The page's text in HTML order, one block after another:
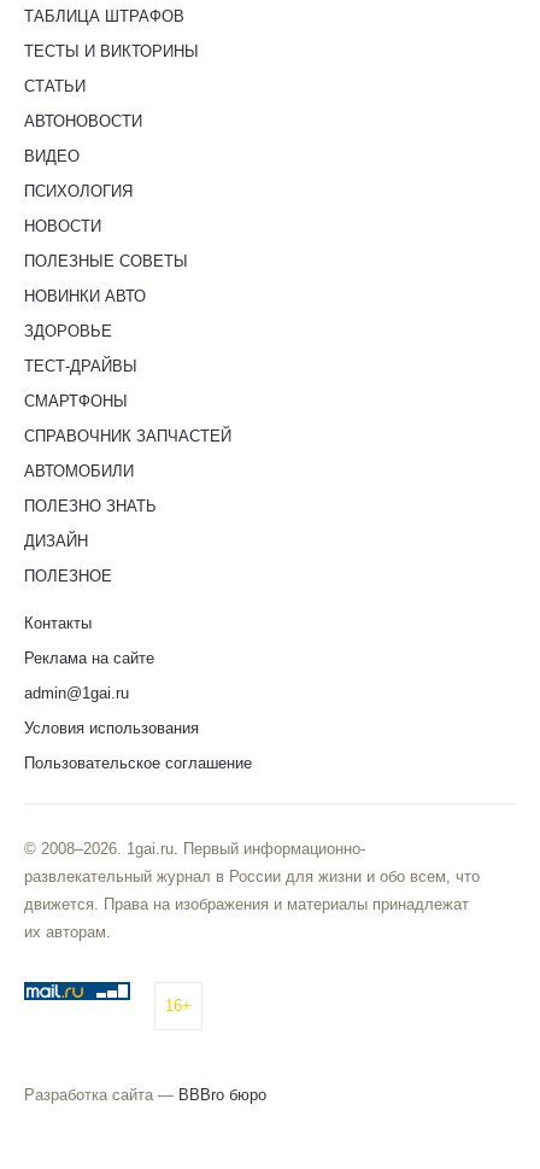
ТАБЛИЦА ШТРАФОВ
ТЕСТЫ И ВИКТОРИНЫ
СТАТЬИ
АВТОНОВОСТИ
ВИДЕО
ПСИХОЛОГИЯ
НОВОСТИ
ПОЛЕЗНЫЕ СОВЕТЫ
НОВИНКИ АВТО
ЗДОРОВЬЕ
ТЕСТ-ДРАЙВЫ
СМАРТФОНЫ
СПРАВОЧНИК ЗАПЧАСТЕЙ
АВТОМОБИЛИ
ПОЛЕЗНО ЗНАТЬ
ДИЗАЙН
ПОЛЕЗНОЕ
Контакты
Реклама на сайте
admin@1gai.ru
Условия использования
Пользовательское соглашение
© 2008–2026. 1gai.ru. Первый информационно-
развлекательный журнал в России для жизни и обо всем, что
движется. Права на изображения и материалы принадлежат
их авторам.
16+
Разработка сайта — BBBro бюро